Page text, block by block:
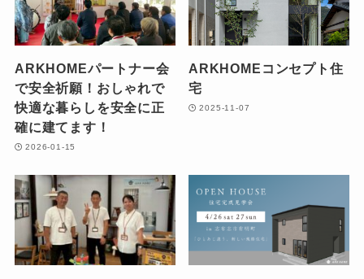
ARKHOMEパートナー会
で安全祈願！おしゃれで
快適な暮らしを安全に正
確に建てます！
2026-01-15
ARKHOMEコンセプト住
宅
2025-11-07